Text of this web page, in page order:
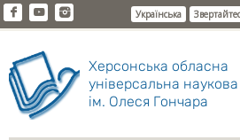
Українська
Херсонська обласна
універсальна наукова
ім. Олеся Гончара